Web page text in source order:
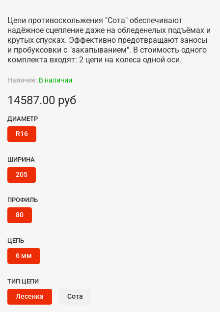
Наличие: В наличии
14587.00 руб
ДИАМЕТР
R16
ШИРИНА
205
ПРОФИЛЬ
80
ЦЕПЬ
6 мм
ТИП ЦЕПИ
Лесенка Сота
Цепи противоскольжения "Сота" обеспечивают
надёжное сцепление даже на обледенелых подъёмах и
крутых спусках. Эффективно предотвращают заносы
и пробуксовки с "закапыванием". В стоимость одного
комплекта входят: 2 цепи на колеса одной оси.